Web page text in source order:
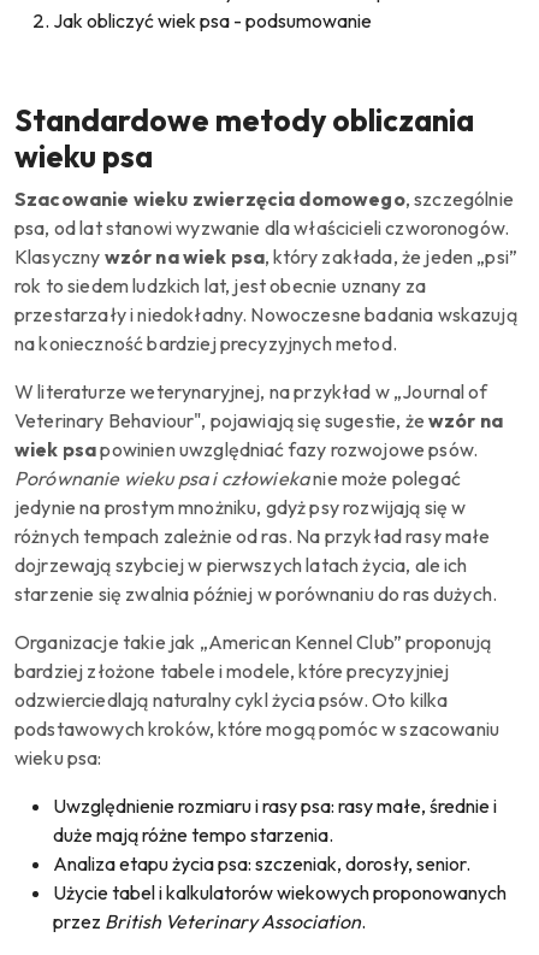
Jak obliczyć wiek psa - podsumowanie
Standardowe metody obliczania
wieku psa
Szacowanie wieku zwierzęcia domowego, szczególnie
psa, od lat stanowi wyzwanie dla właścicieli czworonogów.
Klasyczny wzór na wiek psa, który zakłada, że jeden „psi”
rok to siedem ludzkich lat, jest obecnie uznany za
przestarzały i niedokładny. Nowoczesne badania wskazują
na konieczność bardziej precyzyjnych metod.
W literaturze weterynaryjnej, na przykład w „Journal of
Veterinary Behaviour", pojawiają się sugestie, żewzór na
wiek psapowinien uwzględniać fazy rozwojowe psów.
Porównanie wieku psa i człowiekanie może polegać
jedynie na prostym mnożniku, gdyż psy rozwijają się w
różnych tempach zależnie od ras. Na przykład rasy małe
dojrzewają szybciej w pierwszych latach życia, ale ich
starzenie się zwalnia później w porównaniu do ras dużych.
Organizacje takie jak „American Kennel Club” proponują
bardziej złożone tabele i modele, które precyzyjniej
odzwierciedlają naturalny cykl życia psów. Oto kilka
podstawowych kroków, które mogą pomóc w szacowaniu
wieku psa:
Uwzględnienie rozmiaru i rasy psa: rasy małe, średnie i
duże mają różne tempo starzenia.
Analiza etapu życia psa: szczeniak, dorosły, senior.
Użycie tabel i kalkulatorów wiekowych proponowanych
przez British Veterinary Association.